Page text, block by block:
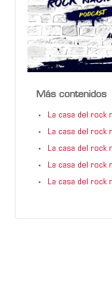
Más contenidos
La casa del
La casa del
La casa del
La casa del
La casa del